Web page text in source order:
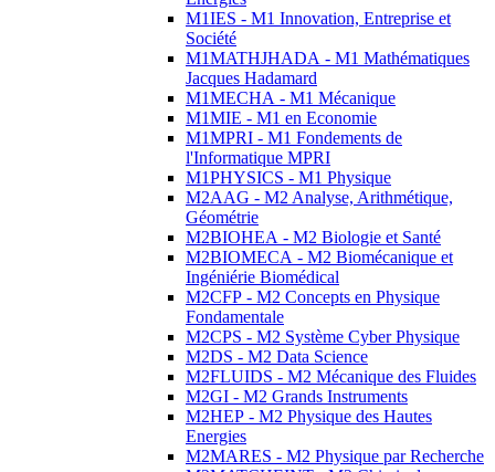
M1IES - M1 Innovation, Entreprise et
Société
M1MATHJHADA - M1 Mathématiques
Jacques Hadamard
M1MECHA - M1 Mécanique
M1MIE - M1 en Economie
M1MPRI - M1 Fondements de
l'Informatique MPRI
M1PHYSICS - M1 Physique
M2AAG - M2 Analyse, Arithmétique,
Géométrie
M2BIOHEA - M2 Biologie et Santé
M2BIOMECA - M2 Biomécanique et
Ingéniérie Biomédical
M2CFP - M2 Concepts en Physique
Fondamentale
M2CPS - M2 Système Cyber Physique
M2DS - M2 Data Science
M2FLUIDS - M2 Mécanique des Fluides
M2GI - M2 Grands Instruments
M2HEP - M2 Physique des Hautes
Energies
M2MARES - M2 Physique par Recherche